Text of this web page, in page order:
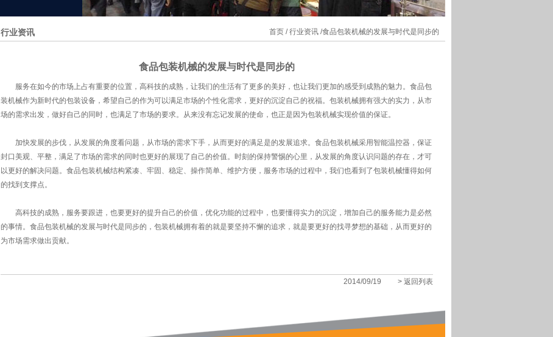
行业资讯 首页 /行业资讯 /食品包装机械的发展与时代是同步的
食品包装机械的发展与时代是同步的
服务在如今的市场上占有重要的位置，高科技的成熟，让我们的生活有了更多的美好，也让我们更加的感受到成熟的魅力。 食品包
装机械作为新时代的包装设备，希望自己的作为可以满足市场的个性化需求，更好的沉淀自己的祝福。包装机械拥有强大的实力，从市
场的需求出发，做好自己的同时，也满足了市场的要求。从来没有忘记发展的使命，也正是因为包装机械实现价值的保证。
加快发展的步伐，从发展的角度看问题，从市场的需求下手，从而更好的满足是的发展追求。食品包装机械采用智能温控器，保证
封口美观、平整，满足了市场的需求的同时也更好的展现了自己的价值。时刻的保持警惕的心里，从发展的角度认识问题的存在，才可
以更好的解决问题。食品包装机械结构紧凑、牢固、稳定、操作简单、维护方便，服务市场的过程中，我们也看到了包装机械懂得如何
的找到支撑点。
高科技的成熟，服务要跟进，也要更好的提升自己的价值，优化功能的过程中，也要懂得实力的沉淀，增加自己的服务能力是必然
的事情。食品包装机械的发展与时代是同步的， 包装机械拥有着的就是要坚持不懈的追求，就是要更好的找寻梦想的基础，从而更好的
为市场需求做出贡献。
2014/09/19 > 返回列表